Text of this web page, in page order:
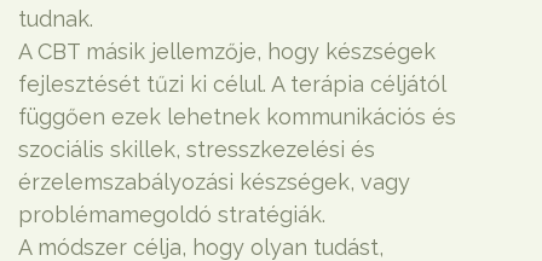
tudnak.
A CBT másik jellemzője, hogy készségek
fejlesztését tűzi ki célul. A terápia céljától
függően ezek lehetnek kommunikációs és
szociális skillek, stresszkezelési és
érzelemszabályozási készségek, vagy
problémamegoldó stratégiák.
A módszer célja, hogy olyan tudást,